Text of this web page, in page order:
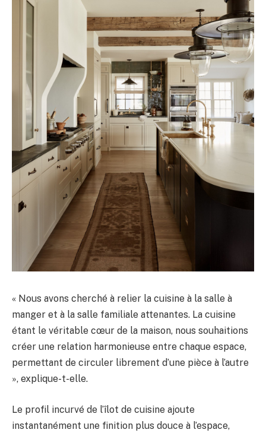
« Nous avons cherché à relier la cuisine à la salle à
manger et à la salle familiale attenantes. La cuisine
étant le véritable cœur de la maison, nous souhaitions
créer une relation harmonieuse entre chaque espace,
permettant de circuler librement d’une pièce à l’autre
», explique-t-elle.
Le profil incurvé de l’îlot de cuisine ajoute
instantanément une finition plus douce à l’espace,